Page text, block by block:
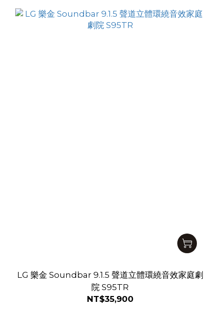
LG 樂金 Soundbar 9.1.5 聲道立體環繞音效家庭劇
院 S95TR
NT$35,900